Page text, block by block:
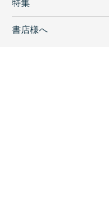
特集
書店様へ